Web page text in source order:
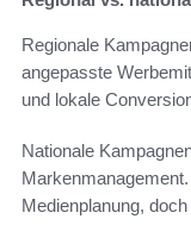
Regionale
angepasste
und lokale
Nationale
Medienplanung,